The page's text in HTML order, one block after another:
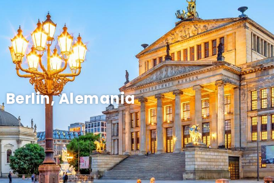
Berlin, Alemania